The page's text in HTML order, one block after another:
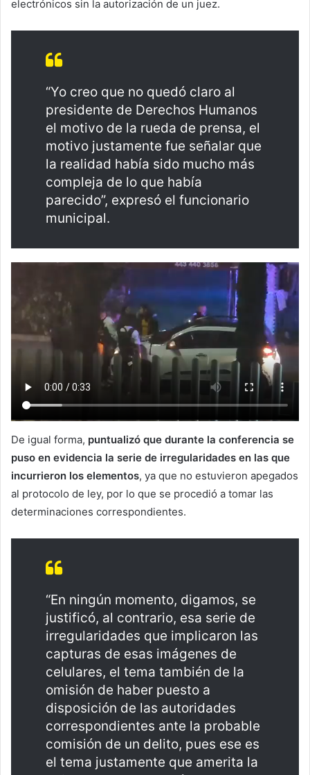
electrónicos sin la autorización de un juez.
“Yo creo que no quedó claro al
presidente de Derechos Humanos
el motivo de la rueda de prensa, el
motivo justamente fue señalar que
la realidad había sido mucho más
compleja de lo que había
parecido”, expresó el funcionario
municipal.
De igual forma, puntualizó que durante la conferencia se
puso en evidencia la serie de irregularidades en las que
incurrieron los elementos, ya que no estuvieron apegados
al protocolo de ley, por lo que se procedió a tomar las
determinaciones correspondientes.
“En ningún momento, digamos, se
justificó, al contrario, esa serie de
irregularidades que implicaron las
capturas de esas imágenes de
celulares, el tema también de la
omisión de haber puesto a
disposición de las autoridades
correspondientes ante la probable
comisión de un delito, pues ese es
el tema justamente que amerita la